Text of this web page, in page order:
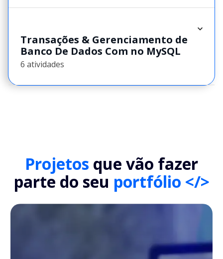
Transações & Gerenciamento de
Banco De Dados Com no MySQL
6 atividades
Projetos que vão fazer
parte do seu portfólio </>